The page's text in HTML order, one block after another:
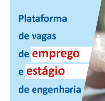
CADASTRO
ASSOCIE-SE
ATUALIZAÇÃO CADASTRAL